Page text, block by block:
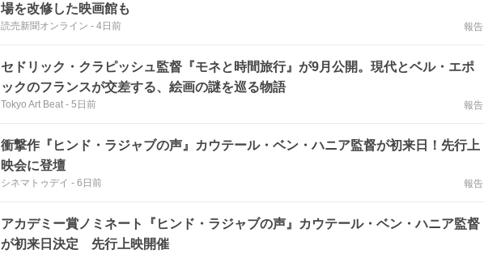
場を改修した映画館も
読売新聞オンライン - 4日前 報告
セドリック・クラピッシュ監督『モネと時間旅行』が9月公開。現代とベル・エポ
ックのフランスが交差する、絵画の謎を巡る物語
Tokyo Art Beat - 5日前 報告
衝撃作『ヒンド・ラジャブの声』カウテール・ベン・ハニア監督が初来日！先行上
映会に登壇
シネマトゥデイ - 6日前 報告
アカデミー賞ノミネート『ヒンド・ラジャブの声』カウテール・ベン・ハニア監督
が初来日決定 先行上映開催